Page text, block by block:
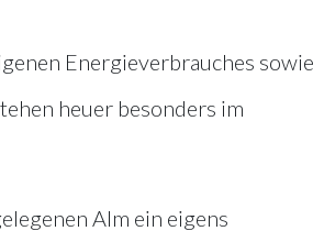
Energieverbrauches
heuer besonders im
Alm ein eigens